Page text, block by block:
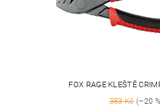
FOX RAGE KLEŠTĚ
383 Kč(–20